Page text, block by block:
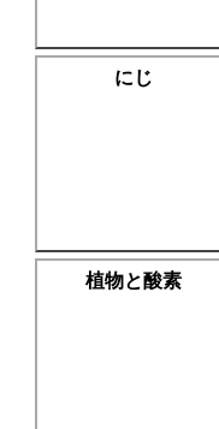
にじ
植物と酸素